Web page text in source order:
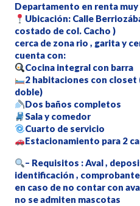
Departamento en renta
Ubicación: Calle
costado de col. Cacho )
cerca de zona rio , garita y
cuenta con:
Cocina integral con barra
2 habitaciones con
doble)
Dos baños completos
Sala y comedor
Cuarto de servicio
Estacionamiento para 2
– Requisitos : Aval ,
identificación ,
en caso de no contar con
no se admiten mascotas